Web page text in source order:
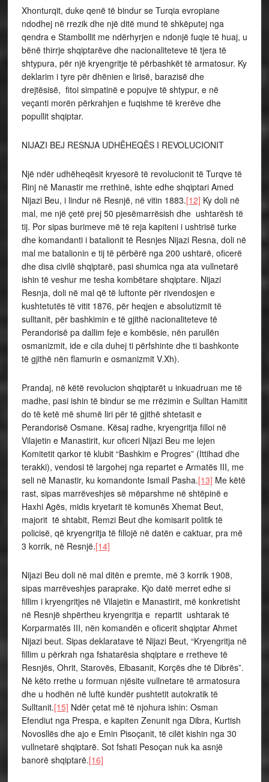
Xhonturqit, duke qenë të bindur se Turqia evropiane
ndodhej në rrezik dhe një ditë mund të shkëputej nga
qendra e Stambollit me ndërhyrjen e ndonjë fuqie të huaj, u
bënë thirrje shqiptarëve dhe nacionaliteteve të tjera të
shtypura, për një kryengritje të përbashkët të armatosur. Ky
deklarim i tyre për dhënien e lirisë, barazisë dhe
drejtësisë, fitoi simpatinë e popujve të shtypur, e në
veçanti morën përkrahjen e fuqishme të krerëve dhe
popullit shqiptar.
NIJAZI BEJ RESNJA UDHËHEQËS I REVOLUCIONIT
Një ndër udhëheqësit kryesorë të revolucionit të Turqve të
Rinj në Manastir me rrethinë, ishte edhe shqiptari Amed
Nijazi Beu, i lindur në Resnjë, në vitin 1883.[12] Ky doli në
mal, me një çetë prej 50 pjesëmarrësish dhe ushtarësh të
tij. Por sipas burimeve më të reja kapiteni i ushtrisë turke
dhe komandanti i batalionit të Resnjes Nijazi Resna, doli në
mal me batalionin e tij të përbërë nga 200 ushtarë, oficerë
dhe disa civilë shqiptarë, pasi shumica nga ata vullnetarë
ishin të veshur me tesha kombëtare shqiptare. Nijazi
Resnja, doli në mal që të luftonte për rivendosjen e
kushtetutës të vitit 1876, për heqjen e absolutizmit të
sulltanit, për bashkimin e të gjithë nacionaliteteve të
Perandorisë pa dallim feje e kombësie, nën parullën
osmanizmit, ide e cila duhej ti përfshinte dhe ti bashkonte
të gjithë nën flamurin e osmanizmit V.Xh).
Prandaj, në këtë revolucion shqiptarët u inkuadruan me të
madhe, pasi ishin të bindur se me rrëzimin e Sulltan Hamitit
do të ketë më shumë liri për të gjithë shtetasit e
Perandorisë Osmane. Kësaj radhe, kryengritja filloi në
Vilajetin e Manastirit, kur oficeri Nijazi Beu me lejen
Komitetit qarkor të klubit “Bashkim e Progres” (Ittihad dhe
terakki), vendosi të largohej nga repartet e Armatës III, me
seli në Manastir, ku komandonte Ismail Pasha.[13] Me këtë
rast, sipas marrëveshjes së mëparshme në shtëpinë e
Haxhi Agës, midis kryetarit të komunës Xhemat Beut,
majorit të shtabit, Remzi Beut dhe komisarit politik të
policisë, që kryengritja të fillojë në datën e caktuar, pra më
3 korrik, në Resnjë.[14]
Nijazi Beu doli në mal ditën e premte, më 3 korrik 1908,
sipas marrëveshjes paraprake. Kjo datë merret edhe si
fillim i kryengritjes në Vilajetin e Manastirit, më konkretisht
në Resnjë shpërtheu kryengritja e repartit ushtarak të
Korparmatës III, nën komandën e oficerit shqiptar Ahmet
Nijazi beut. Sipas deklaratave të Nijazi Beut, “Kryengritja në
fillim u përkrah nga fshatarësia shqiptare e rretheve të
Resnjës, Ohrit, Starovës, Elbasanit, Korçës dhe të Dibrës”.
Në këto rrethe u formuan njësite vullnetare të armatosura
dhe u hodhën në luftë kundër pushtetit autokratik të
Sulltanit.[15] Ndër çetat më të njohura ishin: Osman
Efendiut nga Prespa, e kapiten Zenunit nga Dibra, Kurtish
Novosllës dhe ajo e Emin Pisoçanit, të cilët kishin nga 30
vullnetarë shqiptarë. Sot fshati Pesoçan nuk ka asnjë
banorë shqiptarë.[16]